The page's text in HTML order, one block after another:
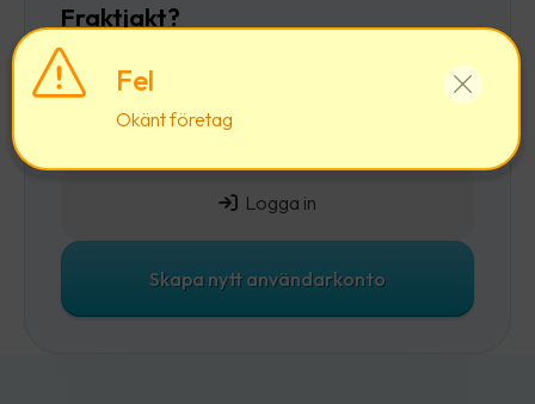
Fel
Okänt företag
Fraktjakt?
Då rekommenderar vi att du först
och
sedan lägger till ett företag till ditt befintliga
användarkonto.
Logga in
Skapa nytt användarkonto